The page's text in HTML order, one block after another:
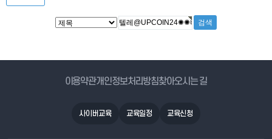
이용약관개인정보처리방침찾아오시는 길
사이버교육 교육일정 교육신청